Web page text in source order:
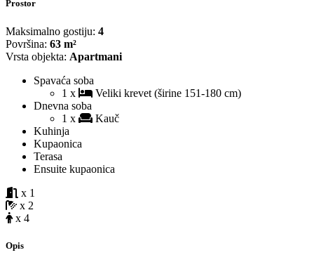
Prostor
Maksimalno gostiju: 4
Površina: 63 m²
Vrsta objekta: Apartmani
Spavaća soba
1 x
Veliki krevet (širine 151-180 cm)
Dnevna soba
1 x
Kauč
Kuhinja
Kupaonica
Terasa
Ensuite kupaonica
x 1
x 2
x 4
Opis